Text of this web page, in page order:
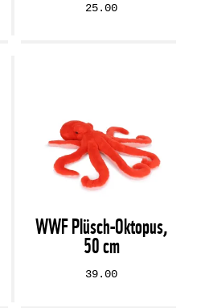
25.00
WWF Plüsch-Oktopus,
50 cm
39.00